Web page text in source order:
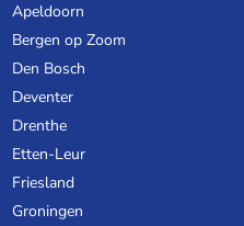
Apeldoorn
Bergen op Zoom
Den Bosch
Deventer
Drenthe
Etten-Leur
Friesland
Groningen